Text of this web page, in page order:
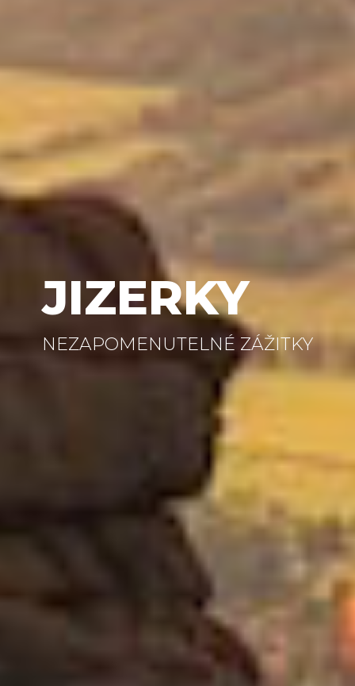
JIZERKY
NEZAPOMENUTELNÉ ZÁŽITKY